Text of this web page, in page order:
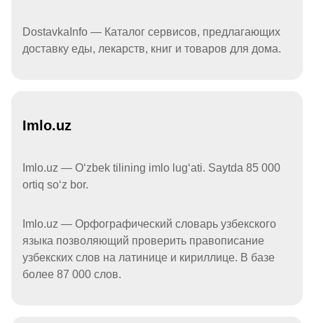
DostavkaInfo — Каталог сервисов, предлагающих
доставку еды, лекарств, книг и товаров для дома.
Imlo.uz
Imlo.uz — Oʻzbek tilining imlo lugʻati. Saytda 85 000
ortiq soʻz bor.
Imlo.uz — Орфографический словарь узбекского
языка позволяющий проверить правописание
узбекских слов на латинице и кириллице. В базе
более 87 000 слов.